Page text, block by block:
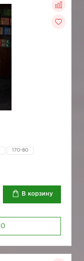
170-80
В корзину
0